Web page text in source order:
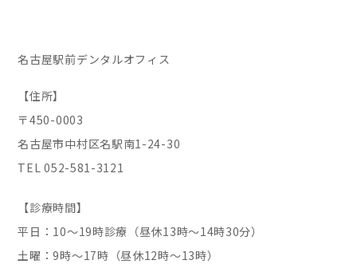
名古屋駅前デンタルオフィス
【住所】
〒450-0003
名古屋市中村区名駅南1-24-30
TEL 052-581-3121
【診療時間】
平日：10〜19時診療（昼休13時〜14時30分）
土曜：9時〜17時（昼休12時〜13時）